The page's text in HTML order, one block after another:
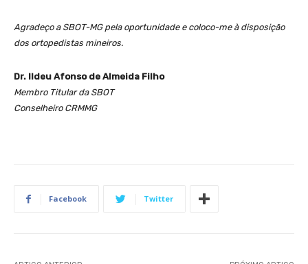
Agradeço a SBOT-MG pela oportunidade e coloco-me à disposição
dos ortopedistas mineiros.
Dr. Ildeu Afonso de Almeida Filho
Membro Titular da SBOT
Conselheiro CRMMG
Facebook Twitter